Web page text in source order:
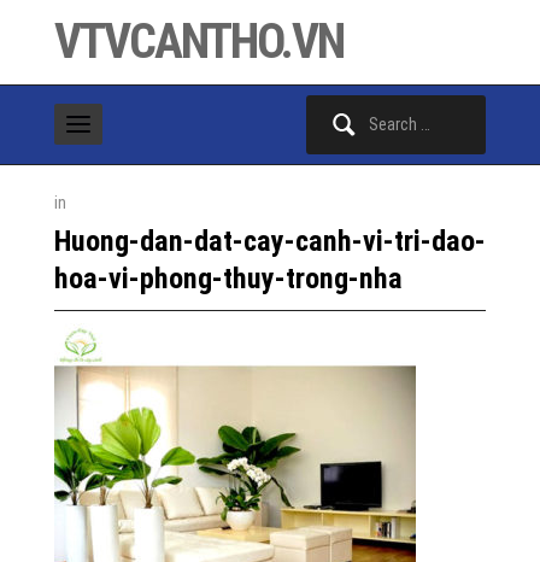
VTVCANTHO.VN
in
Huong-dan-dat-cay-canh-vi-tri-dao-
hoa-vi-phong-thuy-trong-nha